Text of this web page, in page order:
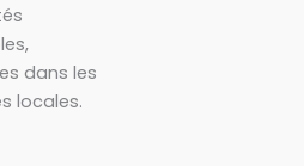
dans les
locales.